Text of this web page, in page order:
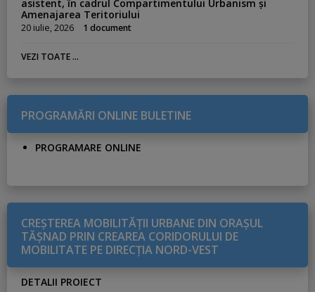
asistent, în cadrul Compartimentului Urbanism și
Amenajarea Teritoriului
20 iulie, 2026 1 document
VEZI TOATE ...
PROGRAMĂRI ONLINE BULETINE
PROGRAMARE ONLINE
CREŞTEREA MOBILITĂŢII URBANE DIN ORAŞUL
TĂŞNAD PRIN CREAREA CORIDORULUI DE
MOBILITATE PE DIRECŢIA NORD-VEST
DETALII PROIECT